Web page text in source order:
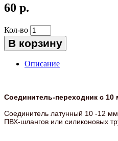
60 р.
Кол-во
В корзину
Описание
Соединитель-переходник с
Соединитель латунный 10 -12
ПВХ-шлангов или силиконовых